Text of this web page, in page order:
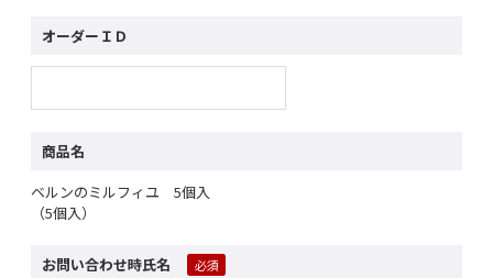
オーダーＩＤ
商品名
ベルンのミルフィユ 5個入
（5個入）
お問い合わせ時氏名